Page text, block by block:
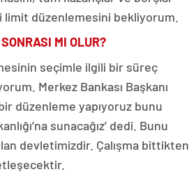
limit düzenlemesini bekliyorum.
MI OLUR?
seçimle ilgili bir süreç
Merkez Bankası Başkanı
düzenleme yapıyoruz bunu
sunacağız’ dedi. Bunu
devletimizdir. Çalışma bittikten